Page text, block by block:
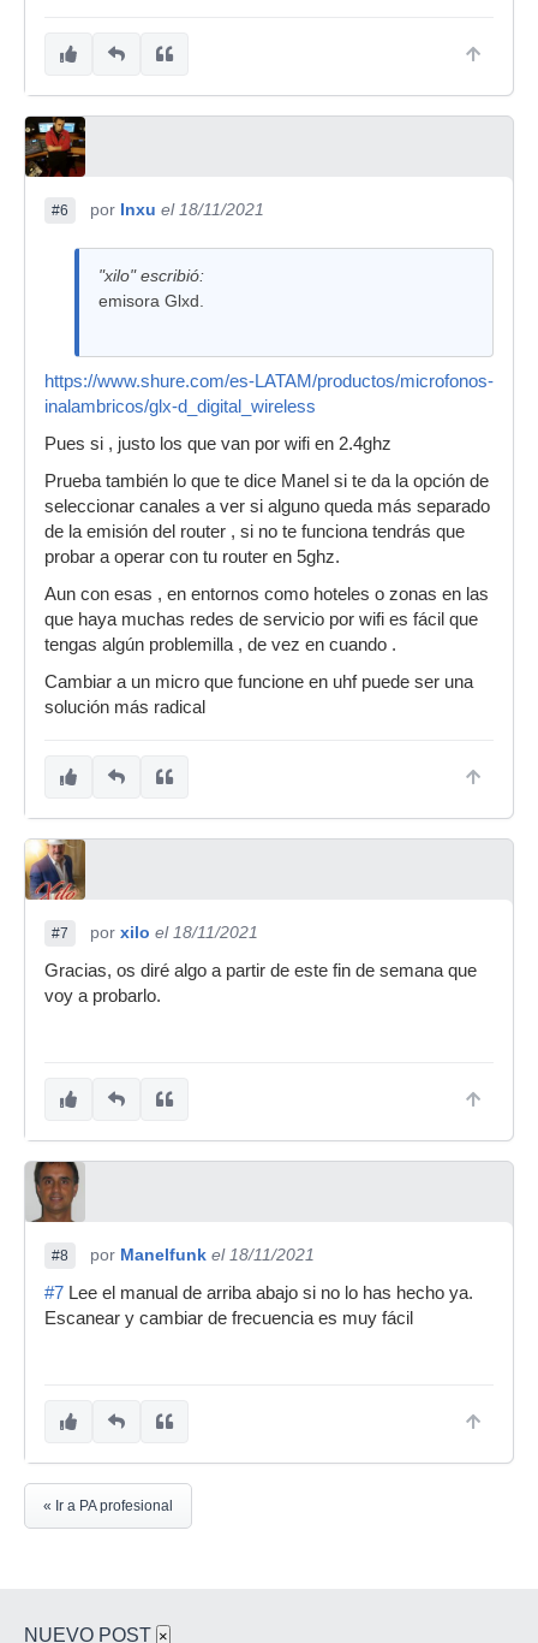
#6 por Inxu el 18/11/2021
"xilo" escribió:
emisora Glxd.
https://www.shure.com/es-LATAM/productos/microfonos-
inalambricos/glx-d_digital_wireless
Pues si , justo los que van por wifi en 2.4ghz
Prueba también lo que te dice Manel si te da la opción de
seleccionar canales a ver si alguno queda más separado
de la emisión del router , si no te funciona tendrás que
probar a operar con tu router en 5ghz.
Aun con esas , en entornos como hoteles o zonas en las
que haya muchas redes de servicio por wifi es fácil que
tengas algún problemilla , de vez en cuando .
Cambiar a un micro que funcione en uhf puede ser una
solución más radical
#7 por xilo el 18/11/2021
Gracias, os diré algo a partir de este fin de semana que
voy a probarlo.
#8 por Manelfunk el 18/11/2021
#7 Lee el manual de arriba abajo si no lo has hecho ya.
Escanear y cambiar de frecuencia es muy fácil
« Ir a PA profesional
NUEVO POST ×